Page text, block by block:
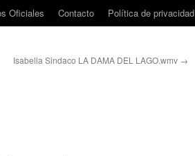
Oficiales Contacto Política de privacidad
Isabella Sindaco LA DAMA DEL LAGO.wmv →